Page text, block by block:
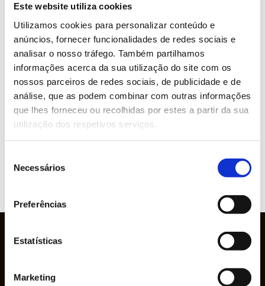
Este website utiliza cookies
Utilizamos cookies para personalizar conteúdo e
anúncios, fornecer funcionalidades de redes sociais e
analisar o nosso tráfego. Também partilhamos
informações acerca da sua utilização do site com os
nossos parceiros de redes sociais, de publicidade e de
análise, que as podem combinar com outras informações
que lhes forneceu ou recolhidas por estes a partir da sua
utilização dos respetivos serviços.
Necessários
Preferências
Estatísticas
Marketing
Categories
» Industrial Installation and Maintenance
» Circular Economy
» Graphic Industry
» Plastic and Rubber Industry